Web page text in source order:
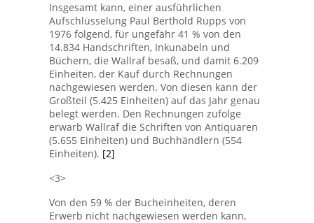
Insgesamt kann, einer ausführlichen
Aufschlüsselung Paul Berthold Rupps von
1976 folgend, für ungefähr 41 % von den
14.834 Handschriften, Inkunabeln und
Büchern, die Wallraf besaß, und damit 6.209
Einheiten, der Kauf durch Rechnungen
nachgewiesen werden. Von diesen kann der
Großteil (5.425 Einheiten) auf das Jahr genau
belegt werden. Den Rechnungen zufolge
erwarb Wallraf die Schriften von Antiquaren
(5.655 Einheiten) und Buchhändlern (554
Einheiten). [2]
<3>
Von den 59 % der Bucheinheiten, deren
Erwerb nicht nachgewiesen werden kann,